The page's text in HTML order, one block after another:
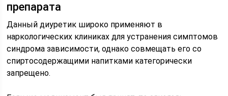
препарата
Данный диуретик широко применяют в
наркологических клиниках для устранения симптомов
синдрома зависимости, однако совмещать его со
спиртосодержащими напитками категорически
запрещено.